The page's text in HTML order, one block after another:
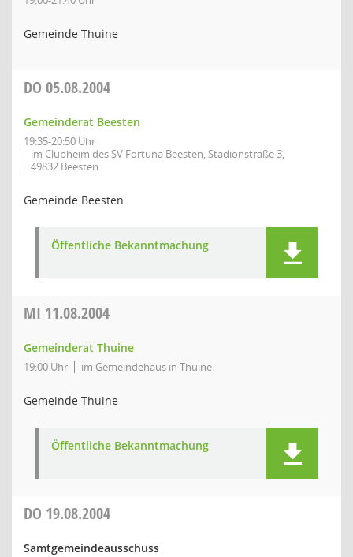
Gemeinde Thuine
DO 05.08.2004
Gemeinderat Beesten
19:35-20:50 Uhr
im Clubheim des SV Fortuna Beesten, Stadionstraße 3,
49832 Beesten
Gemeinde Beesten
Öffentliche Bekanntmachung
MI 11.08.2004
Gemeinderat Thuine
19:00 Uhr im Gemeindehaus in Thuine
Gemeinde Thuine
Öffentliche Bekanntmachung
DO 19.08.2004
Samtgemeindeausschuss